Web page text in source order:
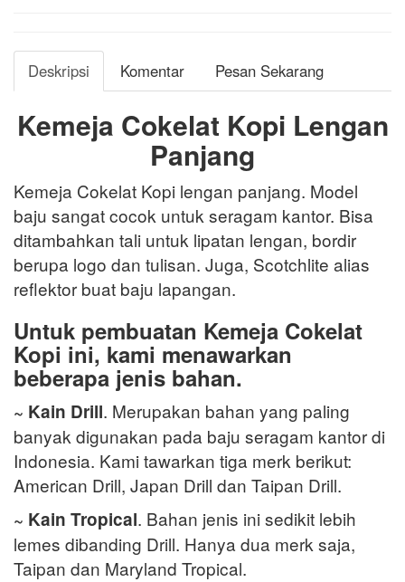
Deskripsi Komentar Pesan Sekarang
Kemeja Cokelat Kopi Lengan
Panjang
Kemeja Cokelat Kopi lengan panjang. Model
baju sangat cocok untuk seragam kantor. Bisa
ditambahkan tali untuk lipatan lengan, bordir
berupa logo dan tulisan. Juga, Scotchlite alias
reflektor buat baju lapangan.
Untuk pembuatan Kemeja Cokelat
Kopi ini, kami menawarkan
beberapa jenis bahan.
~ Kain Drill. Merupakan bahan yang paling
banyak digunakan pada baju seragam kantor di
Indonesia. Kami tawarkan tiga merk berikut:
American Drill, Japan Drill dan Taipan Drill.
~ Kain Tropical. Bahan jenis ini sedikit lebih
lemes dibanding Drill. Hanya dua merk saja,
Taipan dan Maryland Tropical.